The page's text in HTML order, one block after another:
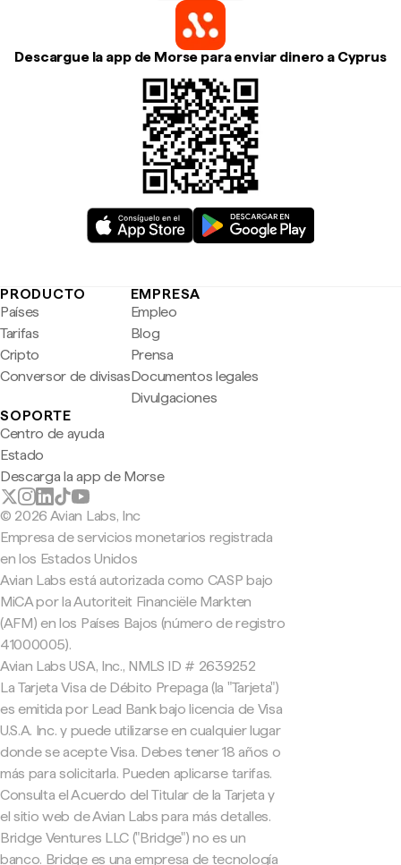
Descargue la app de Morse para enviar dinero a Cyprus
PRODUCTO
Países
Tarifas
Cripto
Conversor de divisas
EMPRESA
Empleo
Blog
Prensa
Documentos legales
Divulgaciones
SOPORTE
Centro de ayuda
Estado
Descarga la app de Morse
© 2026 Avian Labs, Inc
Empresa de servicios monetarios registrada
en los Estados Unidos
Avian Labs está autorizada como CASP bajo
MiCA por la Autoriteit Financiële Markten
(AFM) en los Países Bajos (número de registro
41000005).
Avian Labs USA, Inc., NMLS ID # 2639252
La Tarjeta Visa de Débito Prepaga (la "Tarjeta")
es emitida por Lead Bank bajo licencia de Visa
U.S.A. Inc. y puede utilizarse en cualquier lugar
donde se acepte Visa. Debes tener 18 años o
más para solicitarla. Pueden aplicarse tarifas.
Consulta el Acuerdo del Titular de la Tarjeta y
el sitio web de Avian Labs para más detalles.
Bridge Ventures LLC ("Bridge") no es un
banco. Bridge es una empresa de tecnología